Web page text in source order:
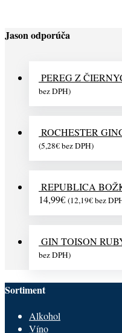
Jason odporúča
PEREG Z
bez DPH)
ROCHESTER
(5,28€bez DPH)
REPUBLICA
14,99€ (12,19€bez
GIN TOISON
bez DPH)
Sortiment
Alkohol
Víno